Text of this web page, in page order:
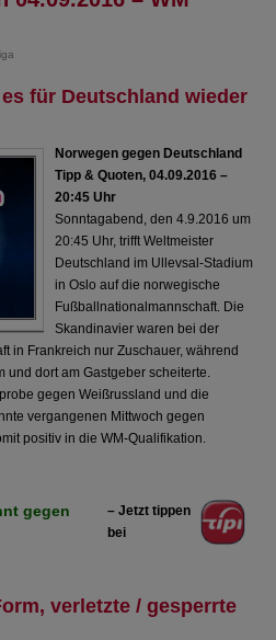
für Deutschland wieder
Norwegen gegen Deutschland
Tipp & Quoten, 04.09.2016 –
20:45 Uhr
Sonntagabend, den 4.9.2016 um
20:45 Uhr, trifft Weltmeister
Deutschland im Ullevsal-Stadium
in Oslo auf die norwegische
Fußballnationalmannschaft. Die
Skandinavier waren bei der
in Frankreich nur Zuschauer, während
und dort am Gastgeber scheiterte.
gegen Weißrussland und die
vergangenen Mittwoch gegen
positiv in die WM-Qualifikation.
gegen
– Jetzt tippen
bei
verletzte / gesperrte